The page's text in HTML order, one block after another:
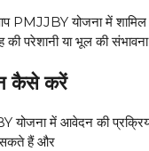
PMJJBY योजना में
की परेशानी या भूल की संभावना
कैसे करें
योजना में आवेदन की
सकते हैं और